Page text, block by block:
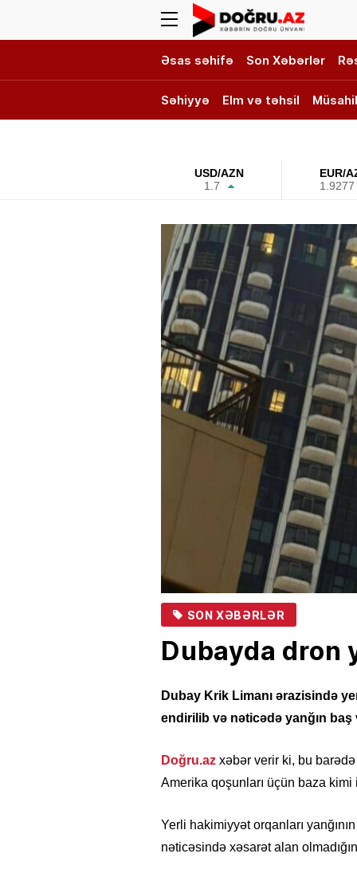
Əsas səhifə Son Xəbərlər
Səhiyyə Elm və təhsil
USD/AZN
1.7
EUR/
1.9277
SON XƏBƏRLƏR
Dubayda dron
Dubay Krik Limanı ərazisində
endirilib və nəticədə yanğın baş
Doğru.az xəbər verir ki, bu
Amerika qoşunları üçün baza
Yerli hakimiyyət orqanları
nəticəsində xəsarət alan